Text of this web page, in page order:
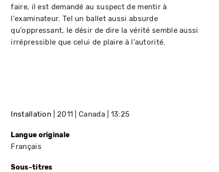
faire, il est demandé au suspect de mentir à
l'examinateur. Tel un ballet aussi absurde
qu'oppressant, le désir de dire la vérité semble aussi
irrépressible que celui de plaire à l'autorité.
Installation 2011 Canada 13:25
Langue originale
Français
Sous-titres